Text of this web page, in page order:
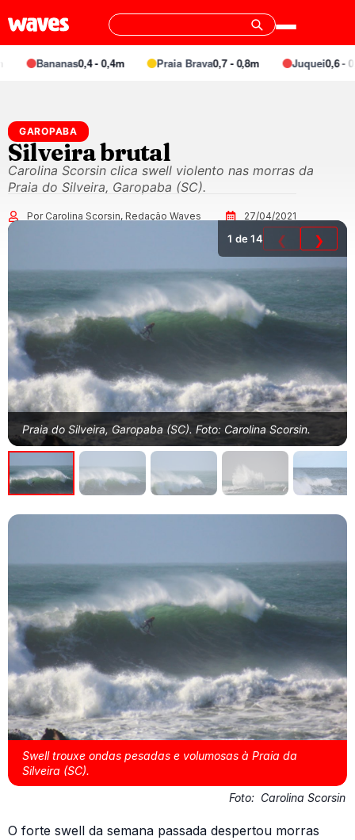
Bananas0,4 - 0,4m Praia Brava0,7 - 0,8m Juquei0,6 -
GAROPABA
Silveira brutal
Carolina Scorsin clica swell violento nas morras da
Praia do Silveira, Garopaba (SC).
Por Carolina Scorsin, Redação Waves 27/04/2021
Praia do Silveira, Garopaba (SC). Foto: Carolina Scorsin.
1 de 14 ❮ ❯
Swell trouxe ondas pesadas e volumosas à Praia da
Silveira (SC).
Foto: Carolina Scorsin
O forte swell da semana passada despertou morras